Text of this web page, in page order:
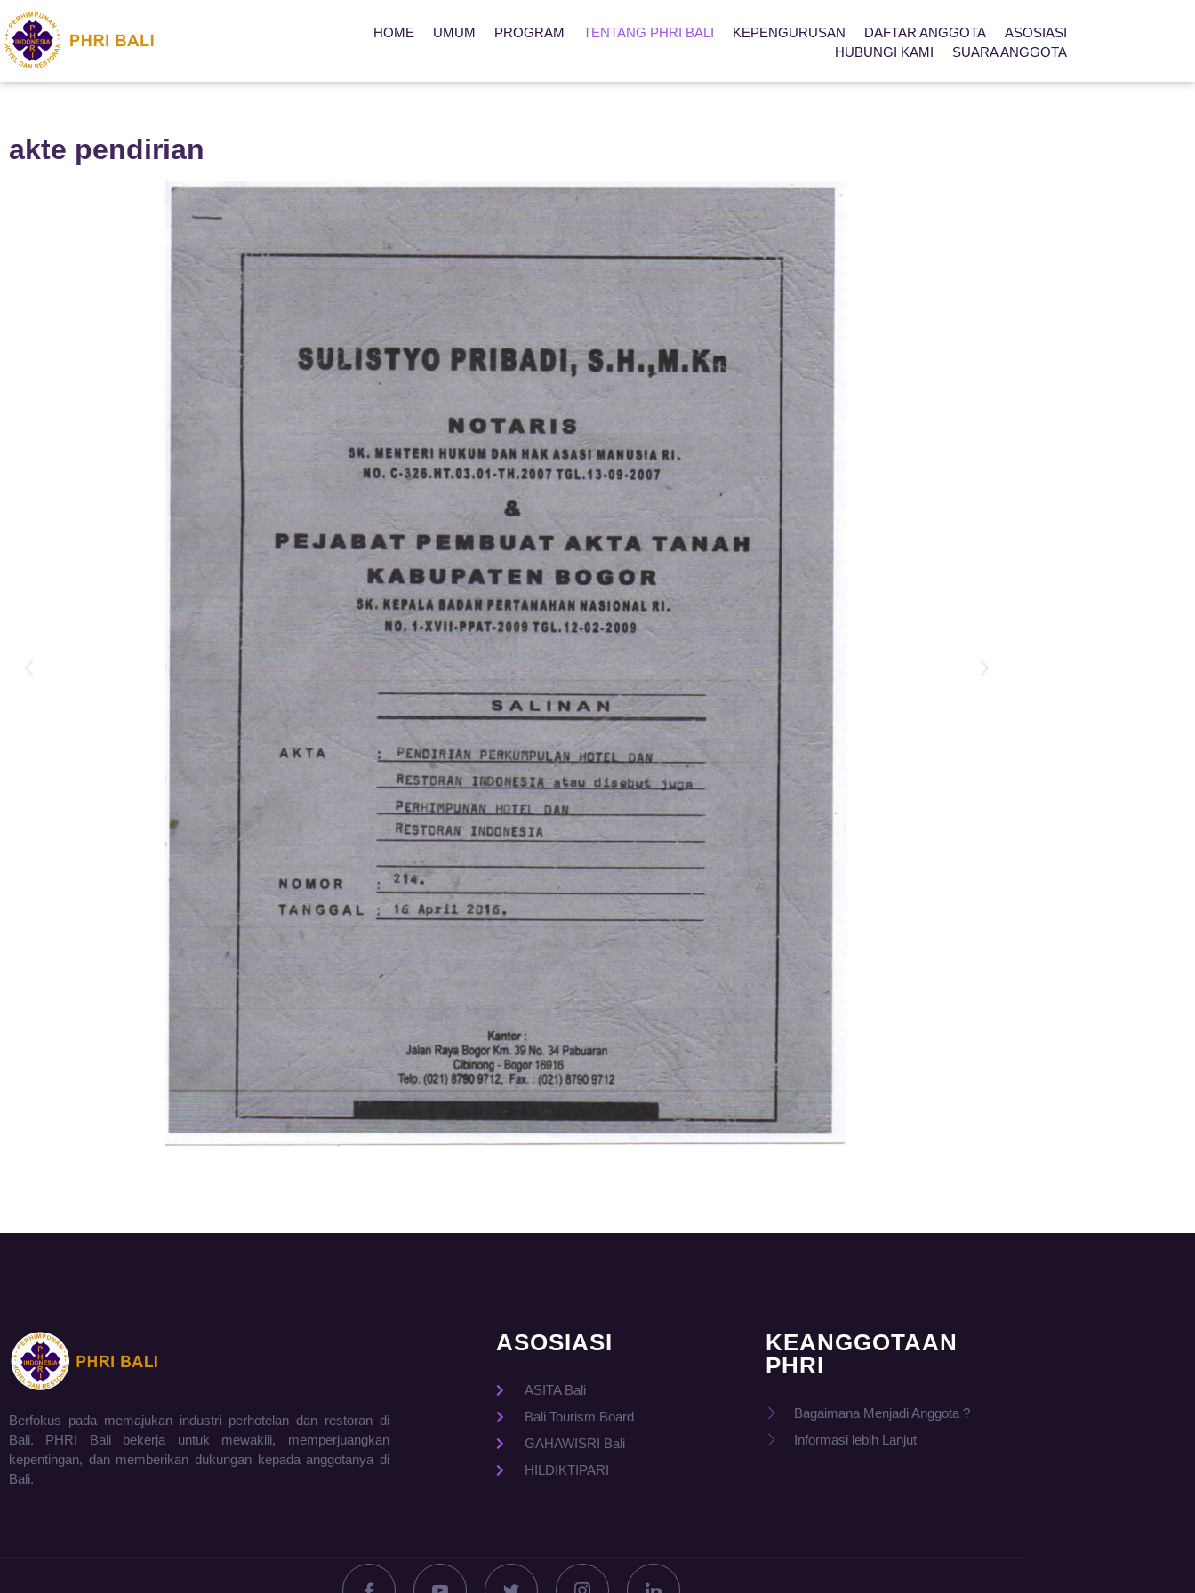
HOME UMUM PROGRAM TENTANG PHRI BALI KEPENGURUSAN DAFTAR ANGGOTA
ASOSIASI
HUBUNGI KAMI
SUARA ANGGOTA
akte pendirian
Berfokus pada memajukan industri perhotelan dan restoran di
Bali. PHRI Bali bekerja untuk mewakili, memperjuangkan
kepentingan, dan memberikan dukungan kepada anggotanya di
Bali.
ASOSIASI
ASITA Bali
Bali Tourism Board
GAHAWISRI Bali
HILDIKTIPARI
KEANGGOTAAN
PHRI
Bagaimana Menjadi Anggota ?
Informasi lebih Lanjut